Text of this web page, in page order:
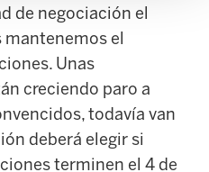
de negociación el
el
Unas
creciendo paro a
todavía van
deberá elegir si
terminen el 4 de